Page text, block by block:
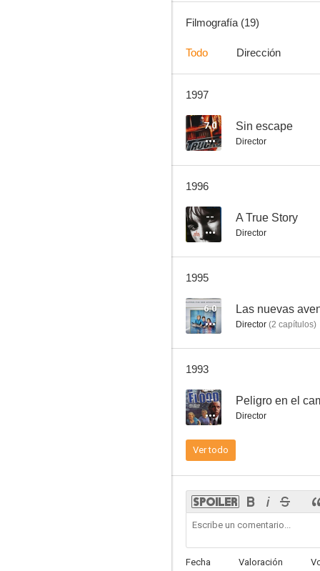
Filmografía (19)
Todo Dirección
1997
7.0 Sin escape
Director
1996
-- A True Story
Director
1995
6.0 Las nuevas
Director (2 capítulos)
1993
-- Peligro en el
Director
Ver todo
Fecha Valoración